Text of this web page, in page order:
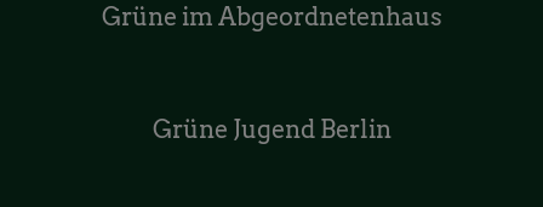
Grüne im Abgeordnetenhaus
Grüne Jugend Berlin